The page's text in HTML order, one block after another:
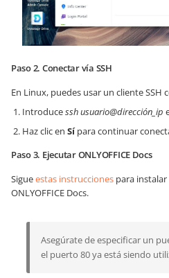
Paso 2. Conectar vía SSH
En Linux, puedes usar un cliente SSH
Introducessh usuario@dirección_ip
Haz clic en Sípara continuar
Paso 3. Ejecutar ONLYOFFICE Docs
Sigueestas instrucciones para
ONLYOFFICE Docs.
Asegúrate de especificar un
el puerto 80 ya está siendo